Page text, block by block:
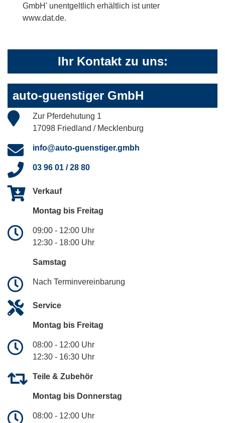
GmbH' unentgeltlich erhältlich ist unter
www.dat.de.
Ihr Kontakt zu uns:
auto-guenstiger GmbH
Zur Pferdehutung 1
17098 Friedland / Mecklenburg
info@auto-guenstiger.gmbh
03 96 01 / 28 80
Verkauf
Montag bis Freitag
09:00 - 12:00 Uhr
12:30 - 18:00 Uhr
Samstag
Nach Terminvereinbarung
Service
Montag bis Freitag
08:00 - 12:00 Uhr
12:30 - 16:30 Uhr
Teile & Zubehör
Montag bis Donnerstag
08:00 - 12:00 Uhr